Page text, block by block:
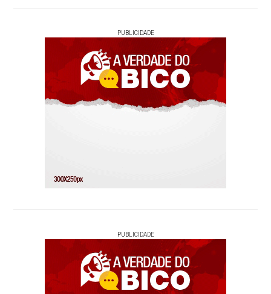
PUBLICIDADE
PUBLICIDADE